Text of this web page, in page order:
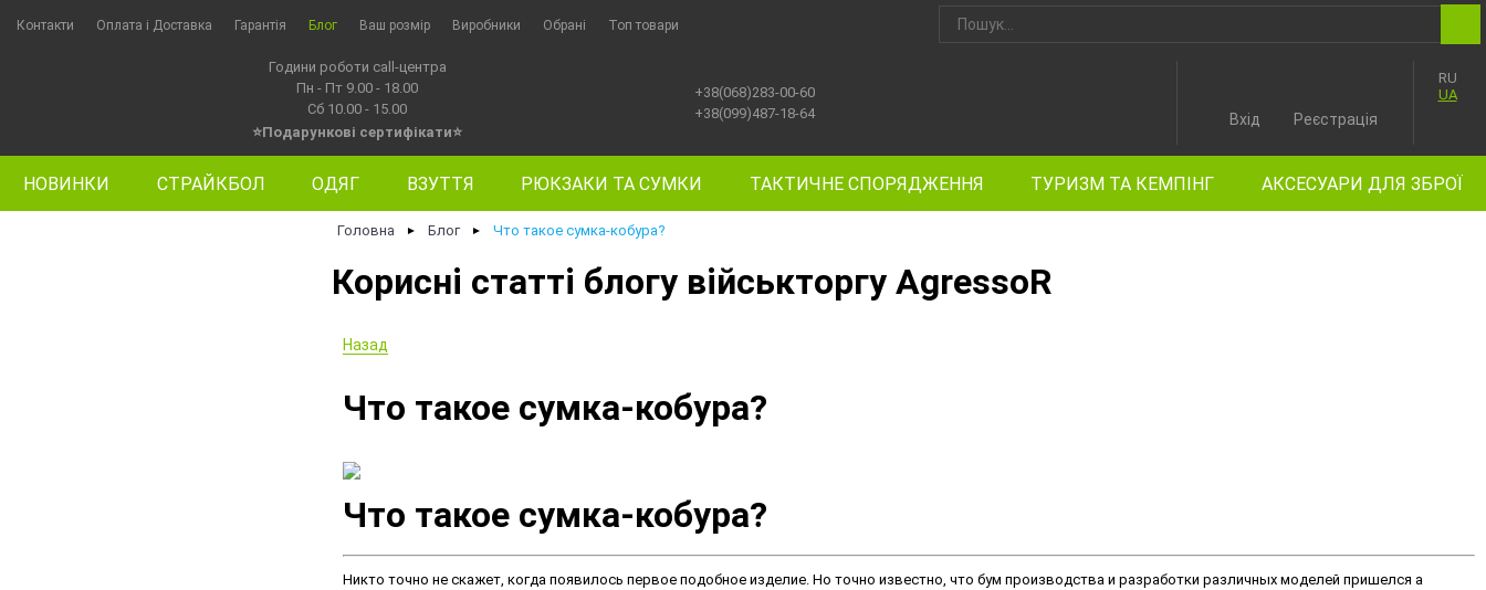
Контакти Оплата i Доставка Гарантія Блог Ваш розмір Виробники Обрані Топ товари
Години роботи call-центра
Пн - Пт 9.00 - 18.00
Сб 10.00 - 15.00
⭐Подарункові сертифікати⭐
+38(068)283-00-60
+38(099)487-18-64
RU
UA
Вхід Реєстрація
НОВИНКИ СТРАЙКБОЛ ОДЯГ ВЗУТТЯ РЮКЗАКИ ТА СУМКИ ТАКТИЧНЕ СПОРЯДЖЕННЯ ТУРИЗМ ТА КЕМПІНГ АКСЕСУАРИ ДЛЯ ЗБРОЇ
Головна ► Блог ► Что такое сумка-кобура?
Корисні статті блогу військторгу AgressoR
Назад
Что такое сумка-кобура?
Что такое сумка-кобура?
Никто точно не скажет, когда появилось первое подобное изделие. Но точно известно, что бум производства и разработки различных моделей пришелся а